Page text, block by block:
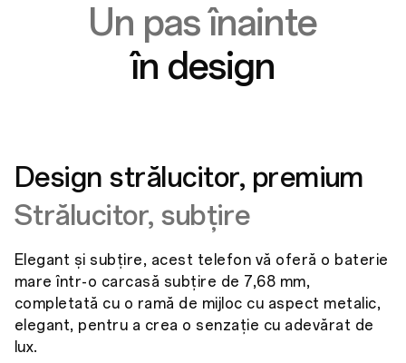
Un pas înainte
în design
Design strălucitor, premium
Strălucitor, subțire
Elegant și subțire, acest telefon vă oferă o baterie
mare într-o carcasă subțire de 7,68 mm,
completată cu o ramă de mijloc cu aspect metalic,
elegant, pentru a crea o senzație cu adevărat de
lux.